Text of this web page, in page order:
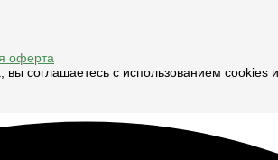
оферта
соглашаетесь с использованием cookies